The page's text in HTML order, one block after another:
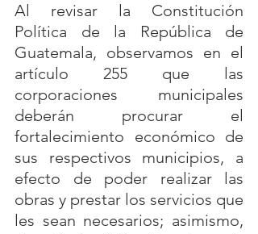
Al revisar la Constitución
Política de la República de
Guatemala, observamos en el
artículo 255 que las
corporaciones municipales
deberán procurar el
fortalecimiento económico de
sus respectivos municipios, a
efecto de poder realizar las
obras y prestar los servicios que
les sean necesarios; asimismo,